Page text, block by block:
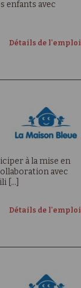
enfants avec
Détails de l'emploi
à la mise en
avec
[...]
Détails de l'emploi